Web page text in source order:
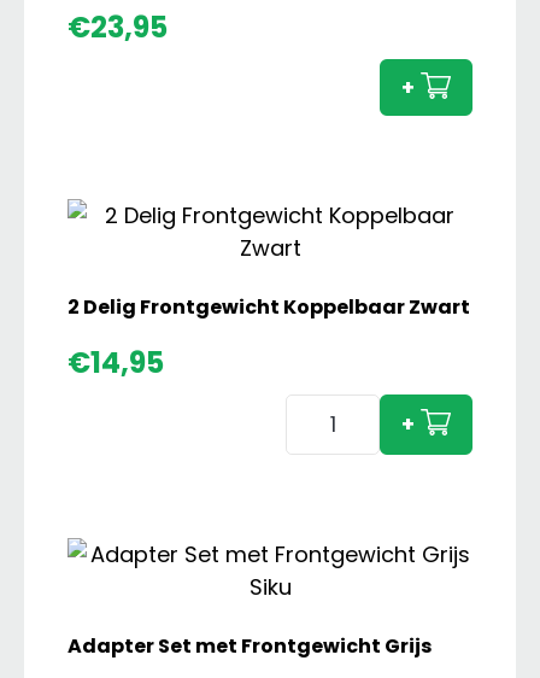
€23,95
aantal
+
2 Delig Frontgewicht Koppelbaar Zwart
€14,95
Delig
Zwart
aantal
+
Adapter Set met Frontgewicht Grijs